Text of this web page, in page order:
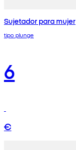
Sujetador para mujer
tipo plunge
6
€